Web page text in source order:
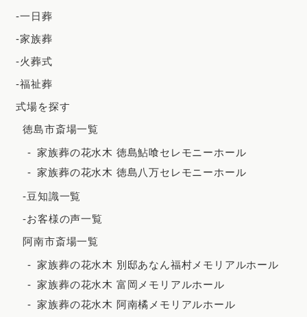
2024年2月
2023年12月
2023年11月
2023年10月
2023年9月
2023年8月
2023年7月
2023年6月
2023年3月
2023年2月
-一日葬
-家族葬
-火葬式
-福祉葬
式場を探す
徳島市斎場一覧
家族葬の花水木 徳島鮎喰セレモニーホール
家族葬の花水木 徳島八万セレモニーホール
-豆知識一覧
-お客様の声一覧
阿南市斎場一覧
家族葬の花水木 別邸あなん福村メモリアルホール
家族葬の花水木 富岡メモリアルホール
家族葬の花水木 阿南橘メモリアルホール